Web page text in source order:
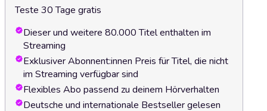
Teste 30 Tage gratis
Dieser und weitere 80.000 Titel enthalten im
Streaming
Exklusiver Abonnent:innen Preis für Titel, die nicht
im Streaming verfügbar sind
Flexibles Abo passend zu deinem Hörverhalten
Deutsche und internationale Bestseller gelesen